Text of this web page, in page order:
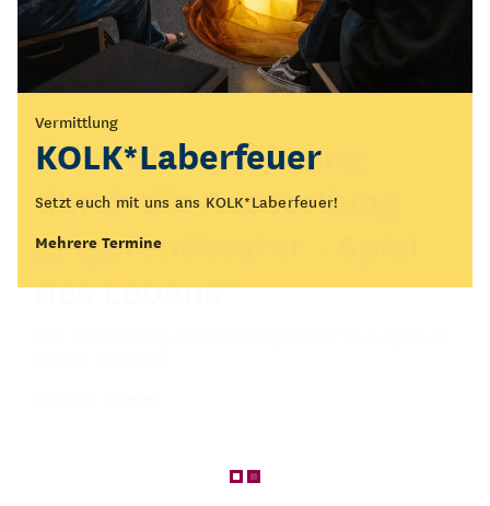
Vermittlung
KOLK*Laberfeuer
Setzt euch mit uns ans KOLK*Laberfeuer!
Mehrere Termine
Führung
Öffentliche Führung
durch die Ausstellung
„Figurentheater - Spiel
des Lebens“